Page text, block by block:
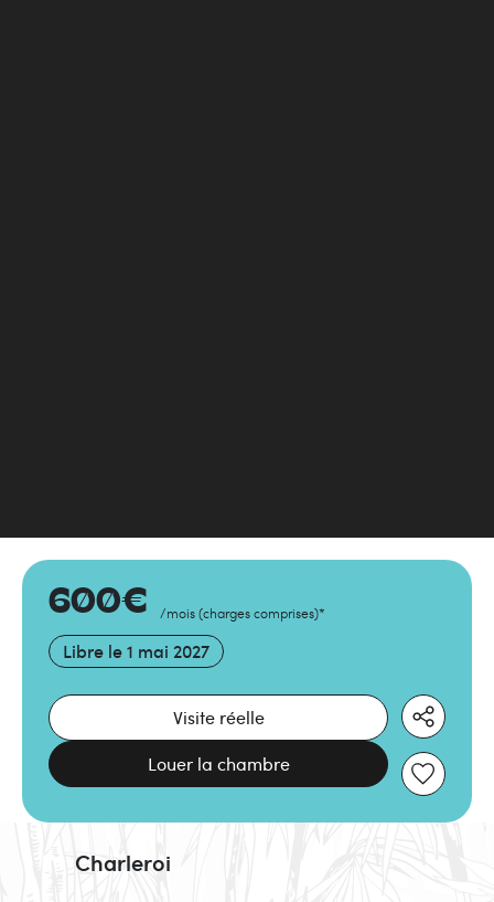
600€ /mois (charges comprises)*
Libre le 1 mai 2027
Visite réelle
Louer la chambre
Charleroi